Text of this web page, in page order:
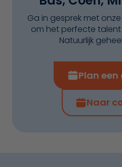
Ga in gesprek met
om het perfecte
Natuurlijk
Plan een
Naar